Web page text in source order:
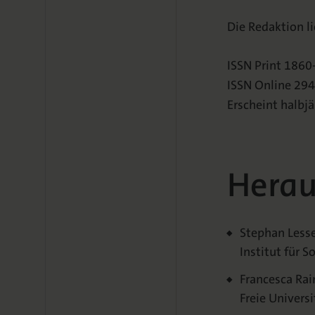
Die Redaktion
ISSN Print
ISSN Online
Erscheint
Stephan
Institut für
Francesca
Freie